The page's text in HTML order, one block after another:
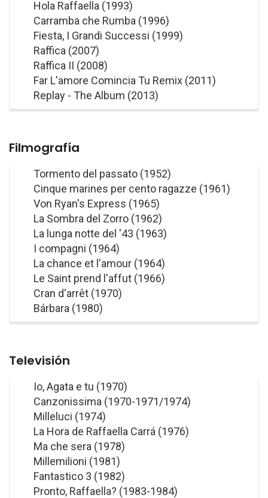
Hola Raffaella (1993)
Carramba che Rumba (1996)
Fiesta, I Grandi Successi (1999)
Raffica (2007)
Raffica II (2008)
Far L'amore Comincia Tu Remix (2011)
Replay - The Album (2013)
Filmografía
Tormento del passato (1952)
Cinque marines per cento ragazze (1961)
Von Ryan's Express (1965)
La Sombra del Zorro (1962)
La lunga notte del '43 (1963)
I compagni (1964)
La chance et l'amour (1964)
Le Saint prend l'affut (1966)
Cran d'arrêt (1970)
Bárbara (1980)
Televisión
Io, Agata e tu (1970)
Canzonissima (1970-1971/1974)
Milleluci (1974)
La Hora de Raffaella Carrá (1976)
Ma che sera (1978)
Millemilioni (1981)
Fantastico 3 (1982)
Pronto, Raffaella? (1983-1984)